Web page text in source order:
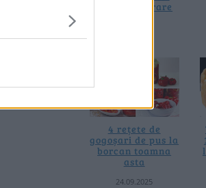
fără prelucrare
4 rețete de
gogoșari de pus la
borcan toamna
asta
24.09.2025